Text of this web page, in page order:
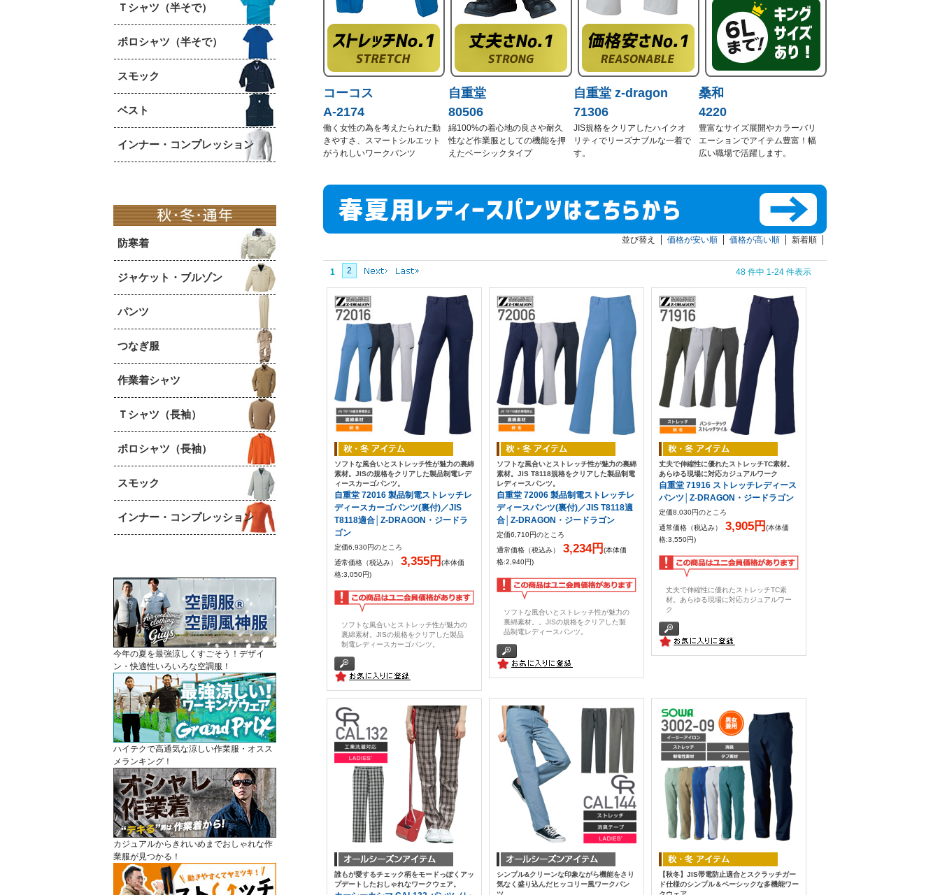
Ｔシャツ（半そで）
ポロシャツ（半そで）
スモック
ベスト
インナー・コンプレッション
防寒着
ジャケット・ブルゾン
パンツ
つなぎ服
作業着シャツ
Ｔシャツ（長袖）
ポロシャツ（長袖）
スモック
インナー・コンプレッション
今年の夏を最強涼しくすごそう！デザイ
ン・快適性いろいろな空調服！
ハイテクで高通気な涼しい作業服・オスス
メランキング！
カジュアルからきれいめまでおしゃれな作
業服が見つかる！
コーコス
A-2174
働く女性の為を考えたられた動
きやすさ、スマートシルエット
がうれしいワークパンツ
自重堂
80506
綿100%の着心地の良さや耐久
性など作業服としての機能を押
えたベーシックタイプ
自重堂 z-dragon
71306
JIS規格をクリアしたハイクオ
リティでリーズナブルな一着で
す。
桑和
4220
豊富なサイズ展開やカラーバリ
エーションでアイテム豊富！幅
広い職場で活躍します。
並び替え 価格が安い順 価格が高い順 新着順
48 件中 1-24 件表示
1 2
ソフトな風合いとストレッチ性が魅力の裏綿
素材。JISの規格をクリアした製品制電レデ
ィースカーゴパンツ。
自重堂 72016 製品制電ストレッチレ
ディースカーゴパンツ(裏付)／JIS
T8118適合│Z-DRAGON・ジードラ
ゴン
定価6,930円のところ
通常価格（税込み）
3,355円(本体価
格:3,050円)
ソフトな風合いとストレッチ性が魅力の
裏綿素材。JISの規格をクリアした製品
制電レディースカーゴパンツ。
ソフトな風合いとストレッチ性が魅力の裏綿
素材。JIS T8118規格をクリアした製品制電
レディースパンツ。
自重堂 72006 製品制電ストレッチレ
ディースパンツ(裏付)／JIS T8118適
合│Z-DRAGON・ジードラゴン
定価6,710円のところ
通常価格（税込み）
3,234円(本体価
格:2,940円)
ソフトな風合いとストレッチ性が魅力の
裏綿素材。。JISの規格をクリアした製
品制電レディースパンツ。
丈夫で伸縮性に優れたストレッチTC素材。
あらゆる現場に対応カジュアルワーク
自重堂 71916 ストレッチレディース
パンツ│Z-DRAGON・ジードラゴン
定価8,030円のところ
通常価格（税込み）
3,905円(本体価
格:3,550円)
丈夫で伸縮性に優れたストレッチTC素
材。あらゆる現場に対応カジュアルワー
ク
誰もが愛するチェック柄をモードっぽくアッ
プデートしたおしゃれなワークウェア。
シンプル&クリーンな印象ながら機能をさり
気なく盛り込んだヒッコリー風ワークパン
【秋冬】JIS帯電防止適合とスクラッチガー
ド仕様のシンプル＆ベーシックな多機能ワー